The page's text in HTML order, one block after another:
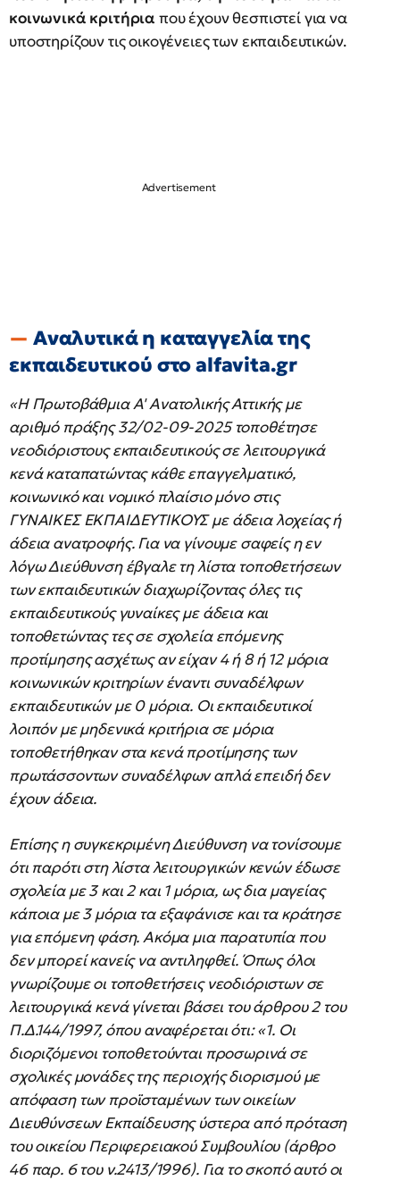
κοινωνικά κριτήρια που έχουν θεσπιστεί για να
υποστηρίζουν τις οικογένειες των εκπαιδευτικών.
Αναλυτικά η καταγγελία της
εκπαιδευτικού στο alfavita.gr
«Η Πρωτοβάθμια Α' Ανατολικής Αττικής με
αριθμό πράξης 32/02-09-2025 τοποθέτησε
νεοδιόριστους εκπαιδευτικούς σε λειτουργικά
κενά καταπατώντας κάθε επαγγελματικό,
κοινωνικό και νομικό πλαίσιο μόνο στις
ΓΥΝΑΙΚΕΣ ΕΚΠΑΙΔΕΥΤΙΚΟΥΣ με άδεια λοχείας ή
άδεια ανατροφής. Για να γίνουμε σαφείς η εν
λόγω Διεύθυνση έβγαλε τη λίστα τοποθετήσεων
των εκπαιδευτικών διαχωρίζοντας όλες τις
εκπαιδευτικούς γυναίκες με άδεια και
τοποθετώντας τες σε σχολεία επόμενης
προτίμησης ασχέτως αν είχαν 4 ή 8 ή 12 μόρια
κοινωνικών κριτηρίων έναντι συναδέλφων
εκπαιδευτικών με 0 μόρια. Οι εκπαιδευτικοί
λοιπόν με μηδενικά κριτήρια σε μόρια
τοποθετήθηκαν στα κενά προτίμησης των
πρωτάσσοντων συναδέλφων απλά επειδή δεν
έχουν άδεια.
Επίσης η συγκεκριμένη Διεύθυνση να τονίσουμε
ότι παρότι στη λίστα λειτουργικών κενών έδωσε
σχολεία με 3 και 2 και 1 μόρια, ως δια μαγείας
κάποια με 3 μόρια τα εξαφάνισε και τα κράτησε
για επόμενη φάση. Ακόμα μια παρατυπία που
δεν μπορεί κανείς να αντιληφθεί. Όπως όλοι
γνωρίζουμε οι τοποθετήσεις νεοδιόριστων σε
λειτουργικά κενά γίνεται βάσει του άρθρου 2 του
Π.Δ.144/1997, όπου αναφέρεται ότι: «1. Οι
διοριζόμενοι τοποθετούνται προσωρινά σε
σχολικές μονάδες της περιοχής διορισμού με
απόφαση των προϊσταμένων των οικείων
Διευθύνσεων Εκπαίδευσης ύστερα από πρόταση
του οικείου Περιφερειακού Συμβουλίου (άρθρο
46 παρ. 6 του ν.2413/1996). Για το σκοπό αυτό οι